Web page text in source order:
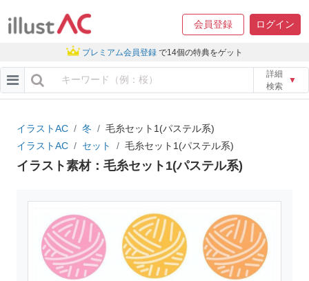
会員登録 ログイン
プレミアム会員登録 で14個の特典をゲット
詳細
検索
▼
イラストAC 冬
毛糸セット1(パステル系)
イラストAC
セット 毛糸セット1(パステル系)
イラスト素材：毛糸セット1(パステル系)